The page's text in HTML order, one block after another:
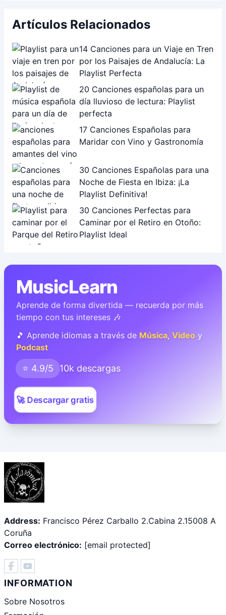
Artículos Relacionados
14 Canciones para un Viaje en Tren
por los Paisajes de Andalucía: La
Playlist Perfecta
20 Canciones españolas para un
día lluvioso de lectura: Playlist
perfecta
17 Canciones Españolas para
Maridar con Vino y Gastronomía
30 Canciones Españolas para una
Noche de Fiesta en Ibiza: ¡La
Playlist Definitiva!
30 Canciones Perfectas para
Caminar por el Retiro en Otoño:
Playlist Ideal
MusicLearn
Aprende de forma divertida — recuerda por más
tiempo con tus intereses 🎶
🎵 Aprende idiomas a través de Música, Video y
Podcast
⭐ 4.9/5 10k descargas
🚀 Descargar gratis
Address: Francisco Pérez Carballo 2.Cabina 2.15008 A
Coruña
Correo electrónico: [email protected]
INFORMATION
Sobre Nosotros